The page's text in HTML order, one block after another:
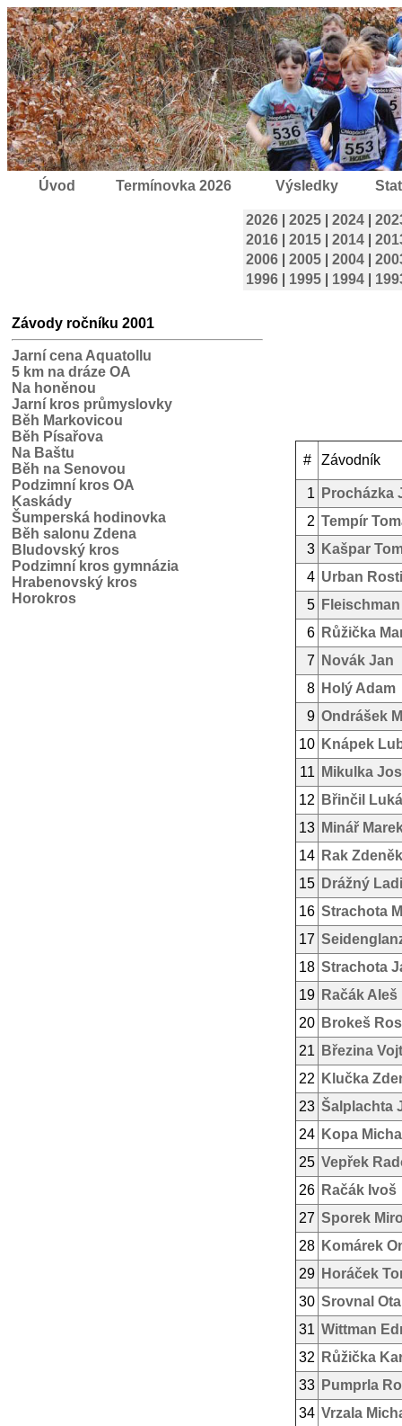
Úvod Termínovka 2026 Výsledky
2026 2025 2024
2016
2015 2014
2006
2005 2004
1996
1995 1994
Závody ročníku 2001
Jarní cena Aquatollu
5 km na dráze OA
Na honěnou
Jarní kros průmyslovky
Běh Markovicou
Běh Písařova
Na Baštu
Běh na Senovou
Podzimní kros OA
Kaskády
Šumperská hodinovka
Běh salonu Zdena
Bludovský kros
Podzimní kros gymnázia
Hrabenovský kros
Horokros
# Závodník
1
Procházka
2 Tempír
3 Kašpar
4 Urban
5
6 Růžička
7
Novák Jan
8 Holý Adam
9 Ondrášek
10 Knápek
11
Mikulka
12
Břinčil
13 Minář
14 Rak Zdeněk
15 Drážný
16 Strachota
17
18 Strachota
19 Račák Aleš
20 Brokeš
21
Březina
22
Klučka
23 Šalplachta
24 Kopa
25 Vepřek
26 Račák Ivoš
27 Sporek
28 Komárek
29 Horáček
30 Srovnal
31 Wittman
32
Růžička
33 Pumprla
34 Vrzala